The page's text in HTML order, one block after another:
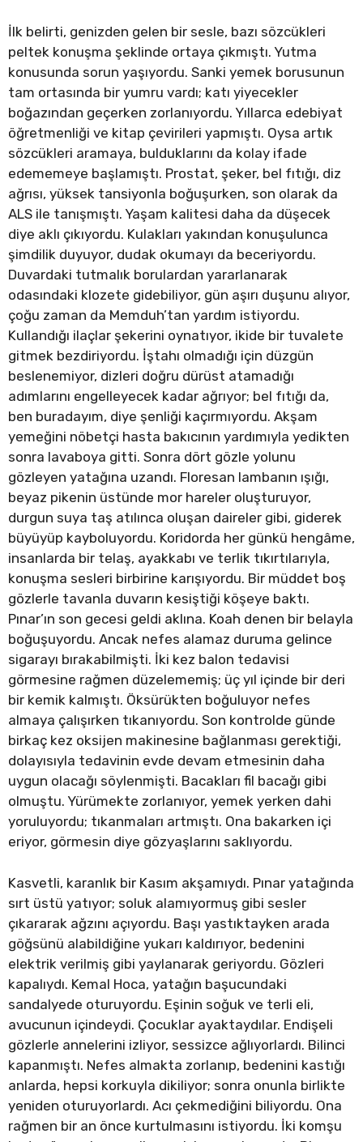
İlk belirti, genizden gelen bir sesle, bazı sözcükleri
peltek konuşma şeklinde ortaya çıkmıştı. Yutma
konusunda sorun yaşıyordu. Sanki yemek borusunun
tam ortasında bir yumru vardı; katı yiyecekler
boğazından geçerken zorlanıyordu. Yıllarca edebiyat
öğretmenliği ve kitap çevirileri yapmıştı. Oysa artık
sözcükleri aramaya, bulduklarını da kolay ifade
edememeye başlamıştı. Prostat, şeker, bel fıtığı, diz
ağrısı, yüksek tansiyonla boğuşurken, son olarak da
ALS ile tanışmıştı. Yaşam kalitesi daha da düşecek
diye aklı çıkıyordu. Kulakları yakından konuşulunca
şimdilik duyuyor, dudak okumayı da beceriyordu.
Duvardaki tutmalık borulardan yararlanarak
odasındaki klozete gidebiliyor, gün aşırı duşunu alıyor,
çoğu zaman da Memduh’tan yardım istiyordu.
Kullandığı ilaçlar şekerini oynatıyor, ikide bir tuvalete
gitmek bezdiriyordu. İştahı olmadığı için düzgün
beslenemiyor, dizleri doğru dürüst atamadığı
adımlarını engelleyecek kadar ağrıyor; bel fıtığı da,
ben buradayım, diye şenliği kaçırmıyordu. Akşam
yemeğini nöbetçi hasta bakıcının yardımıyla yedikten
sonra lavaboya gitti. Sonra dört gözle yolunu
gözleyen yatağına uzandı. Floresan lambanın ışığı,
beyaz pikenin üstünde mor hareler oluşturuyor,
durgun suya taş atılınca oluşan daireler gibi, giderek
büyüyüp kayboluyordu. Koridorda her günkü hengâme,
insanlarda bir telaş, ayakkabı ve terlik tıkırtılarıyla,
konuşma sesleri birbirine karışıyordu. Bir müddet boş
gözlerle tavanla duvarın kesiştiği köşeye baktı.
Pınar’ın son gecesi geldi aklına. Koah denen bir belayla
boğuşuyordu. Ancak nefes alamaz duruma gelince
sigarayı bırakabilmişti. İki kez balon tedavisi
görmesine rağmen düzelememiş; üç yıl içinde bir deri
bir kemik kalmıştı. Öksürükten boğuluyor nefes
almaya çalışırken tıkanıyordu. Son kontrolde günde
birkaç kez oksijen makinesine bağlanması gerektiği,
dolayısıyla tedavinin evde devam etmesinin daha
uygun olacağı söylenmişti. Bacakları fil bacağı gibi
olmuştu. Yürümekte zorlanıyor, yemek yerken dahi
yoruluyordu; tıkanmaları artmıştı. Ona bakarken içi
eriyor, görmesin diye gözyaşlarını saklıyordu.
Kasvetli, karanlık bir Kasım akşamıydı. Pınar yatağında
sırt üstü yatıyor; soluk alamıyormuş gibi sesler
çıkararak ağzını açıyordu. Başı yastıktayken arada
göğsünü alabildiğine yukarı kaldırıyor, bedenini
elektrik verilmiş gibi yaylanarak geriyordu. Gözleri
kapalıydı. Kemal Hoca, yatağın başucundaki
sandalyede oturuyordu. Eşinin soğuk ve terli eli,
avucunun içindeydi. Çocuklar ayaktaydılar. Endişeli
gözlerle annelerini izliyor, sessizce ağlıyorlardı. Bilinci
kapanmıştı. Nefes almakta zorlanıp, bedenini kastığı
anlarda, hepsi korkuyla dikiliyor; sonra onunla birlikte
yeniden oturuyorlardı. Acı çekmediğini biliyordu. Ona
rağmen bir an önce kurtulmasını istiyordu. İki komşu